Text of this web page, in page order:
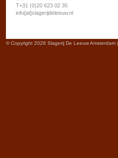
T+31 (0)20 623 02 35
info[at]slagerijdeleeuw.nl
© Copyright 2026 Slagerij De Leeuw